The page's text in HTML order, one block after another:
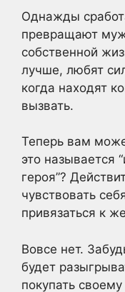
Однажды
превращают
собственной
лучше, любят
когда находят
вызвать.
Теперь вам
это называется
героя”?
чувствовать
привязаться к
Вовсе нет.
будет
покупать